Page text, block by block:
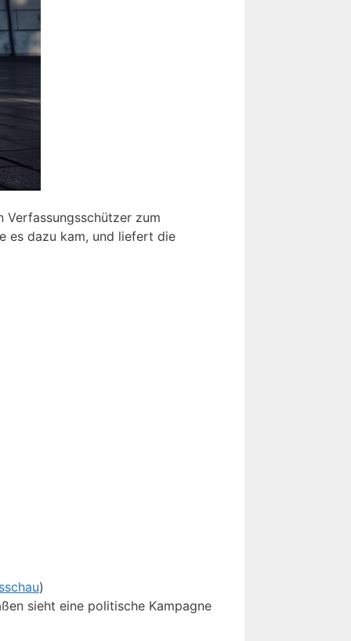
Verfassungsschützer zum
es dazu kam, und liefert die
)
sieht eine politische Kampagne